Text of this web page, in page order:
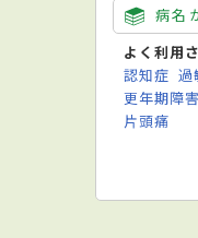
病名
よく利用
認知症 過
更年期障害
片頭痛